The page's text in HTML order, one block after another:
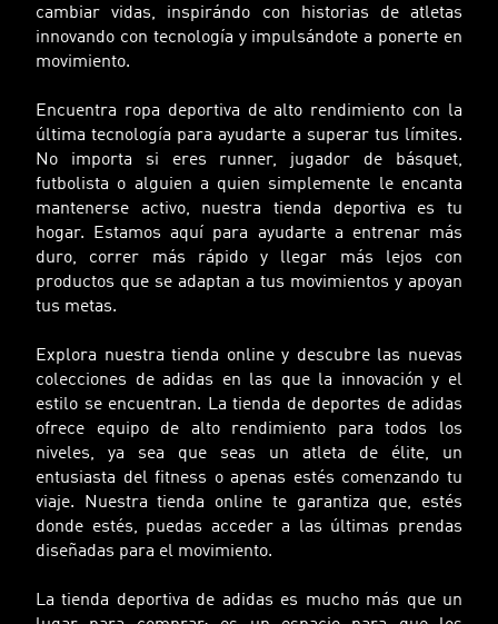
cambiar vidas, inspirándo con historias de atletas
innovando con tecnología y impulsándote a ponerte en
movimiento.
Encuentra ropa deportiva de alto rendimiento con la
última tecnología para ayudarte a superar tus límites.
No importa si eres runner, jugador de básquet,
futbolista o alguien a quien simplemente le encanta
mantenerse activo, nuestra tienda deportiva es tu
hogar. Estamos aquí para ayudarte a entrenar más
duro, correr más rápido y llegar más lejos con
productos que se adaptan a tus movimientos y apoyan
tus metas.
Explora nuestra tienda online y descubre las nuevas
colecciones de adidas en las que la innovación y el
estilo se encuentran. La tienda de deportes de adidas
ofrece equipo de alto rendimiento para todos los
niveles, ya sea que seas un atleta de élite, un
entusiasta del fitness o apenas estés comenzando tu
viaje. Nuestra tienda online te garantiza que, estés
donde estés, puedas acceder a las últimas prendas
diseñadas para el movimiento.
La tienda deportiva de adidas es mucho más que un